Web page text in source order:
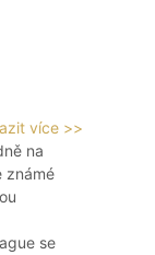
více >>
na
známé
se